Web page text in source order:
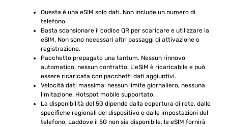
Questa è una eSIM solo dati. Non include un numero di
telefono.
Basta scansionare il codice QR per scaricare e utilizzare la
eSIM. Non sono necessari altri passaggi di attivazione o
registrazione.
Pacchetto prepagato una tantum. Nessun rinnovo
automatico, nessun contratto. L'eSIM è ricaricabile e può
essere ricaricata con pacchetti dati aggiuntivi.
Velocità dati massima: nessun limite giornaliero, nessuna
limitazione. Hotspot mobile supportato.
La disponibilità del 5G dipende dalla copertura di rete, dalle
specifiche regionali del dispositivo e dalle impostazioni del
telefono. Laddove il 5G non sia disponibile, la eSIM fornirà